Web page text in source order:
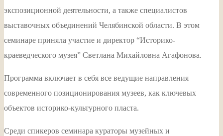
экспозиционной деятельности, а также специалистов
выставочных объединений Челябинской области. В этом
семинаре приняла участие и директор “Историко-
краеведческого музея” Светлана Михайловна Агафонова.
Программа включает в себя все ведущие направления
современного позиционирования музеев, как ключевых
объектов историко-культурного пласта.
Среди спикеров семинара кураторы музейных и